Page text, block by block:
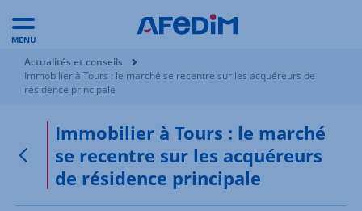
MENU
Vous êtes ici:
Actualités et conseils
Immobilier à Tours : le marché se recentre sur les acquéreurs de
résidence principale
Retour à la page précédente
Immobilier à Tours : le marché
se recentre sur les acquéreurs
de résidence principale